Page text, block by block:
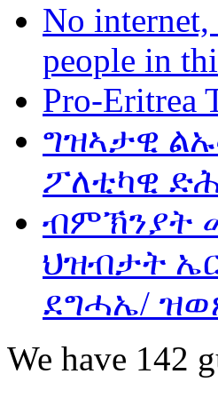
No
people in
Pro-Eritrea
ግዝኣታዊ
ፖለቲካዊ
ብምኽንያት
ህዝብታት
ደግሓኤ/
We have 142